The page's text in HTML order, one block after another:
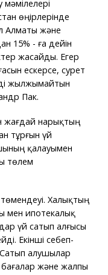
өңірлерінде
Алматы және
15% - ға дейін
жасайды. Егер
ескерсе, сурет
жылжымайтын
Пак.
жағдай нарықтың
тұрғын үй
қалауымен
төлем
төмендеуі. Халықтың
мен ипотекалық
үй сатып алғысы
Екінші себеп-
Сатып алушылар
бағалар және жалпы